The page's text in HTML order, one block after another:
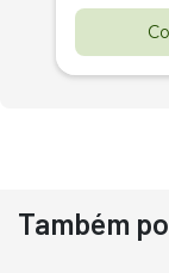
Destaque
Também